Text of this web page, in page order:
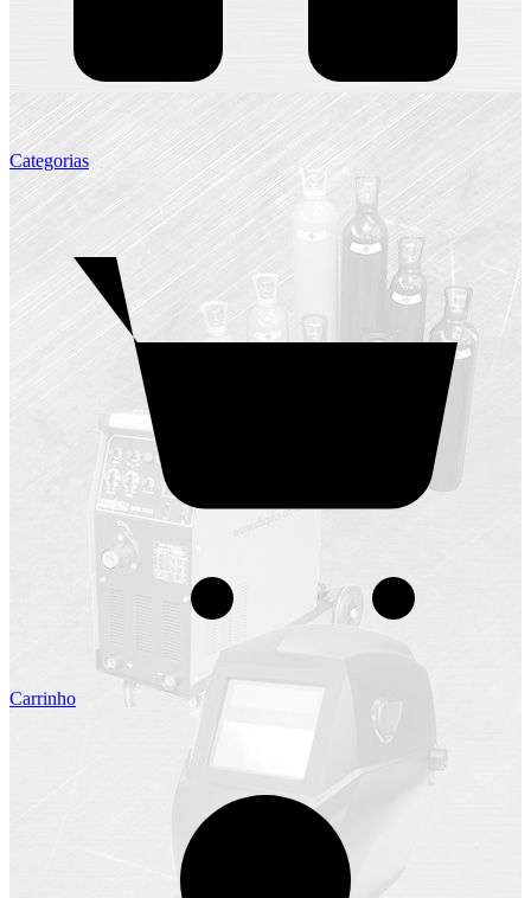
Categorias
Carrinho